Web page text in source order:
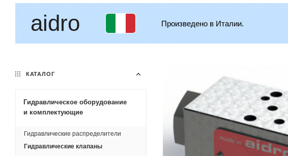
aidro Произведено в Италии.
КАТАЛОГ
Гидравлическое оборудование
и комплектующие
Гидравлические распределители
Гидравлические клапаны